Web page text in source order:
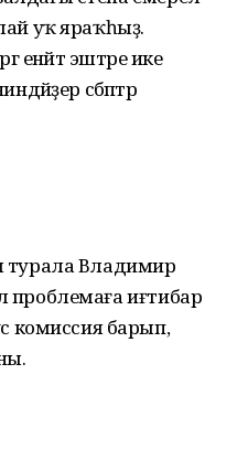
уҡ яраҡһыҙ.
енәйәт эштәре ике
сәбәптәр
Владимир
проблемаға иғтибар
комиссия барып,